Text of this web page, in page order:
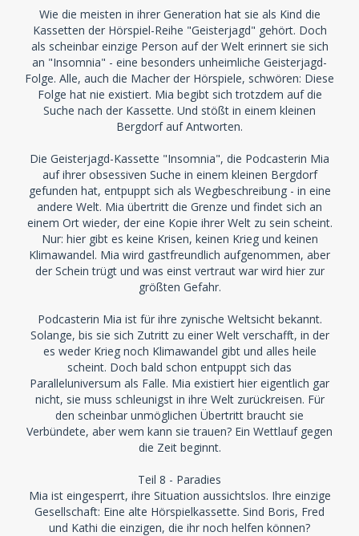
Wie die meisten in ihrer Generation hat sie als Kind die
Kassetten der Hörspiel-Reihe "Geisterjagd" gehört. Doch
als scheinbar einzige Person auf der Welt erinnert sie sich
an "Insomnia" - eine besonders unheimliche Geisterjagd-
Folge. Alle, auch die Macher der Hörspiele, schwören: Diese
Folge hat nie existiert. Mia begibt sich trotzdem auf die
Suche nach der Kassette. Und stößt in einem kleinen
Bergdorf auf Antworten.
Die Geisterjagd-Kassette "Insomnia", die Podcasterin Mia
auf ihrer obsessiven Suche in einem kleinen Bergdorf
gefunden hat, entpuppt sich als Wegbeschreibung - in eine
andere Welt. Mia übertritt die Grenze und findet sich an
einem Ort wieder, der eine Kopie ihrer Welt zu sein scheint.
Nur: hier gibt es keine Krisen, keinen Krieg und keinen
Klimawandel. Mia wird gastfreundlich aufgenommen, aber
der Schein trügt und was einst vertraut war wird hier zur
größten Gefahr.
Podcasterin Mia ist für ihre zynische Weltsicht bekannt.
Solange, bis sie sich Zutritt zu einer Welt verschafft, in der
es weder Krieg noch Klimawandel gibt und alles heile
scheint. Doch bald schon entpuppt sich das
Paralleluniversum als Falle. Mia existiert hier eigentlich gar
nicht, sie muss schleunigst in ihre Welt zurückreisen. Für
den scheinbar unmöglichen Übertritt braucht sie
Verbündete, aber wem kann sie trauen? Ein Wettlauf gegen
die Zeit beginnt.
Teil 8 - Paradies
Mia ist eingesperrt, ihre Situation aussichtslos. Ihre einzige
Gesellschaft: Eine alte Hörspielkassette. Sind Boris, Fred
und Kathi die einzigen, die ihr noch helfen können?